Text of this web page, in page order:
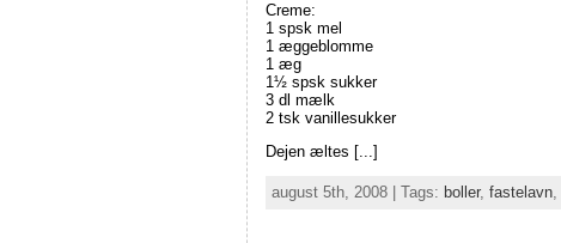
Creme:
1 spsk mel
1 æggeblomme
1 æg
1½ spsk sukker
3 dl mælk
2 tsk vanillesukker
Dejen æltes [...]
august 5th, 2008 | Tags: boller, fastelavn,